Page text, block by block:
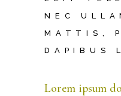
NEC
MATTIS,
DAPIBUS
Lorem ipsum